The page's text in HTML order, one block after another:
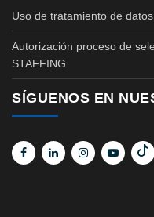
Uso de tratamiento de
Autorización proceso de
STAFFING
SÍGUENOS EN